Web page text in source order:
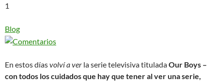
1
Blog
En estos díasvolví a ver la serie televisiva tituladaOur Boys –
con todos los cuidados que hay que tener al ver una serie,